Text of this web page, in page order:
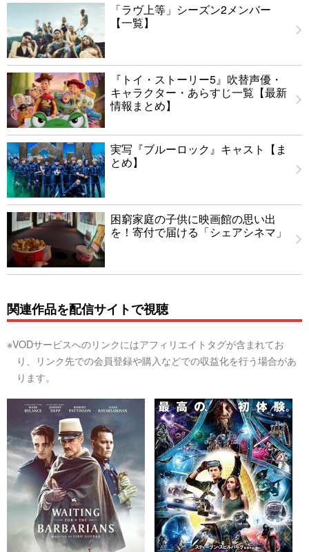
「ラヴ上等」シーズン2メンバー
【一覧】
『トイ・ストーリー5』吹替声優・
キャラクター・あらすじ一覧【最新
情報まとめ】
実写『ブルーロック』キャスト【ま
とめ】
困窮家庭の子供に映画館の思い出
を！寄付で届ける「シェアシネマ」
関連作品を配信サイトで視聴
※VODサービスへのリンクにはアフィリエイトタグが含まれてお
り、リンク先での会員登録や購入などでの収益化を行う場合があ
ります。